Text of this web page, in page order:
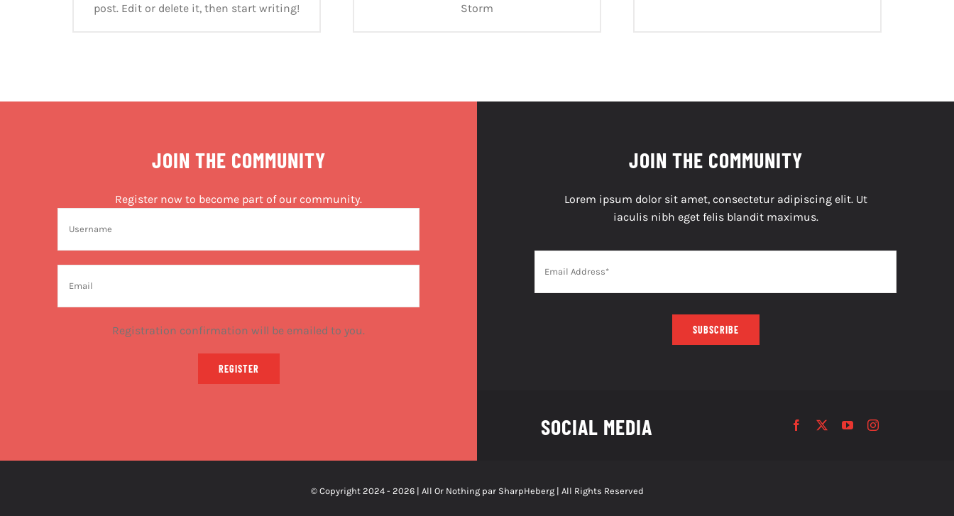
post. Edit or delete it, then start writing!
Storm
JOIN THE COMMUNITY
Register now to become part of our community.
Registration confirmation will be emailed to you.
REGISTER
JOIN THE COMMUNITY
Lorem ipsum dolor sit amet, consectetur adipiscing elit. Ut
iaculis nibh eget felis blandit maximus.
SUBSCRIBE
SOCIAL MEDIA
© Copyright 2024 - 2026 | All Or Nothing par SharpHeberg| All Rights Reserved